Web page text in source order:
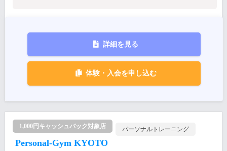
詳細を見る
体験・入会を申し込む
1,000円キャッシュバック対象店 パーソナルトレーニング
Personal-Gym KYOTO